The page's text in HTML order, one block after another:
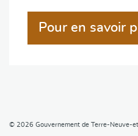
Pour en savoir
© 2026 Gouvernement de Terre-Neuve-